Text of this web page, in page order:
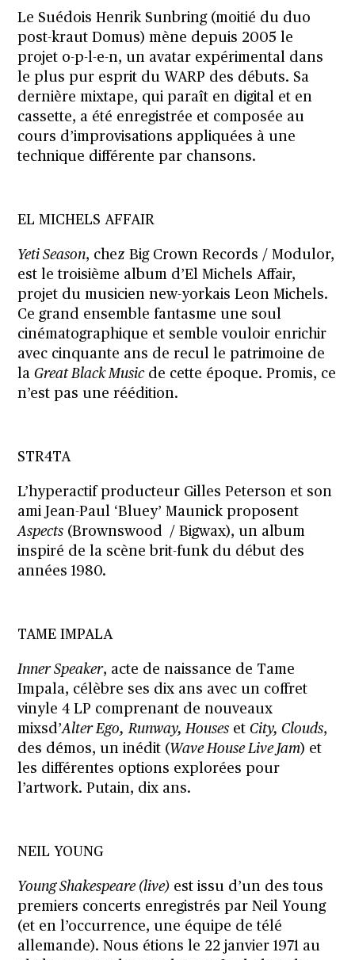
Le Suédois Henrik Sunbring (moitié du duo
post-kraut Domus) mène depuis 2005 le
projet o-p-l-e-n, un avatar expérimental dans
le plus pur esprit du WARP des débuts. Sa
dernière mixtape, qui paraît en digital et en
cassette, a été enregistrée et composée au
cours d’improvisations appliquées à une
technique différente par chansons.
EL MICHELS AFFAIR
Yeti Season, chez Big Crown Records / Modulor,
est le troisième album d’El Michels Affair,
projet du musicien new-yorkais Leon Michels.
Ce grand ensemble fantasme une soul
cinématographique et semble vouloir enrichir
avec cinquante ans de recul le patrimoine de
laGreat Black Musicde cette époque. Promis, ce
n’est pas une réédition.
STR4TA
L’hyperactif producteur Gilles Peterson et son
ami Jean-Paul ‘Bluey’ Maunick proposent
Aspects (Brownswood / Bigwax), un album
inspiré de la scène brit-funk du début des
années 1980.
TAME IMPALA
Inner Speaker, acte de naissance de Tame
Impala, célèbre ses dix ans avec un coffret
vinyle 4 LP comprenant de nouveaux
mixsd’Alter Ego, Runway, Houses etCity, Clouds,
des démos, un inédit (Wave House Live Jam) et
les différentes options explorées pour
l’artwork. Putain, dix ans.
NEIL YOUNG
Young Shakespeare (live) est issu d’un des tous
premiers concerts enregistrés par Neil Young
(et en l’occurrence, une équipe de télé
allemande). Nous étions le 22 janvier 1971 au